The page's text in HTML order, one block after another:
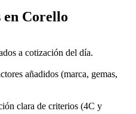
en Corello
a cotización del día.
añadidos (marca, gemas,
clara de criterios (4C y